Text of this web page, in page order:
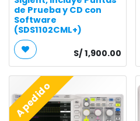
de Prueba y CD con
Software
(SDS1102CML+)
S/ 1,900.00
A pedido